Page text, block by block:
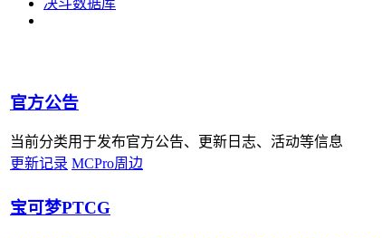
决斗数据库
官方公告
当前分类用于发布官方公告、更新日志、活动等信息
更新记录 MCPro周边
宝可梦PTCG